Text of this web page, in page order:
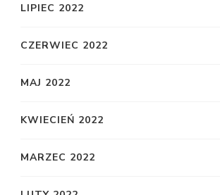
LIPIEC 2022
CZERWIEC 2022
MAJ 2022
KWIECIEŃ 2022
MARZEC 2022